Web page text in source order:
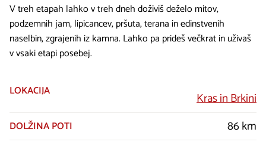
V treh etapah lahko v treh dneh doživiš deželo mitov,
podzemnih jam, lipicancev, pršuta, terana in edinstvenih
naselbin, zgrajenih iz kamna. Lahko pa prideš večkrat in uživaš
v vsaki etapi posebej.
LOKACIJA Kras in Brkini
DOLŽINA POTI 86 km